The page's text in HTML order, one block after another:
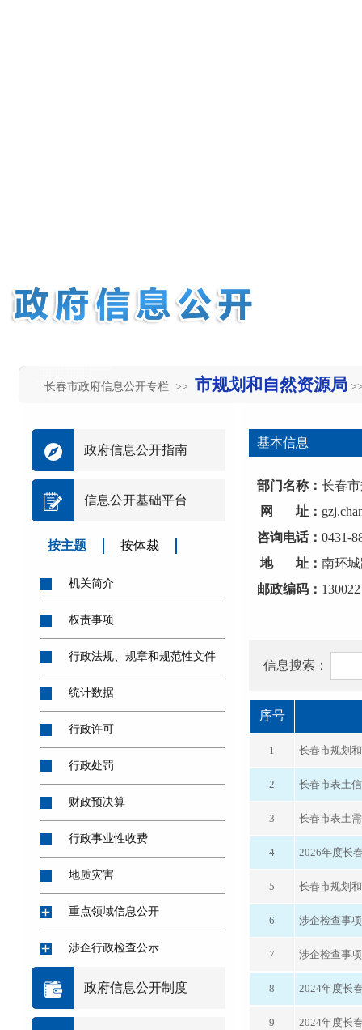
长春市政府信息公开专栏 >> 市规划和自然资源局
基本信息
部门名称： 长春
网 址：
咨询电话： 0431-
地 址： 南环
邮政编码： 130022
信息搜索：
序号
1 长春市规划
2 长春市表土
3 长春市表土
4 2026年度长
5 长春市规划
6 涉企检查事
7 涉企检查事
8 2024年度长
9 2024年度长
政府信息公开指南
信息公开基础平台
按主题 按体裁
机关简介
权责事项
行政法规、规章和规范性文件
统计数据
行政许可
行政处罚
财政预决算
行政事业性收费
地质灾害
重点领域信息公开
涉企行政检查公示
综合政务（其他）
政府信息公开制度